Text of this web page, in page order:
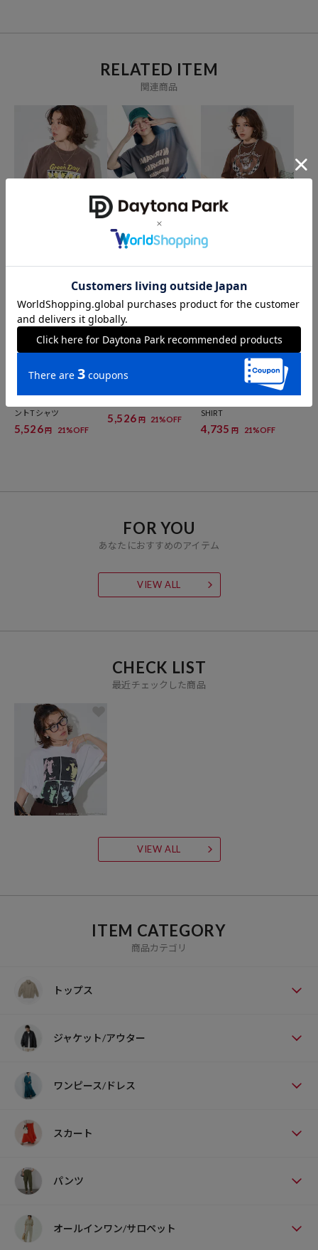
RELATED ITEM
関連商品
GOOD ROCK SPEED
＜新色追加＞NIRVANA T-
SHIRT
5,526円 21%OFF
ROCK T-SHIRT
4,735
ントTシャツ
5,526円 21%OFF
5,526 円 21%OFF
SHIRT
4,735 円 21%OFF
FOR YOU
あなたにおすすめのアイテム
VIEW ALL
CHECK LIST
最近チェックした商品
VIEW ALL
ITEM CATEGORY
商品カテゴリ
トップス
ジャケット/アウター
ワンピース/ドレス
スカート
パンツ
オールインワン/サロペット